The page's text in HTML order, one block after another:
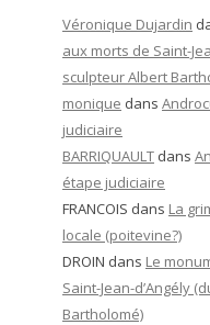
Véronique Dujardin
aux morts de Saint-
sculpteur Albert
monique dans
judiciaire
BARRIQUAULT dans
étape judiciaire
FRANCOIS dans La
locale (poitevine?)
DROIN dans Le
Saint-Jean-d’Angély
Bartholomé)